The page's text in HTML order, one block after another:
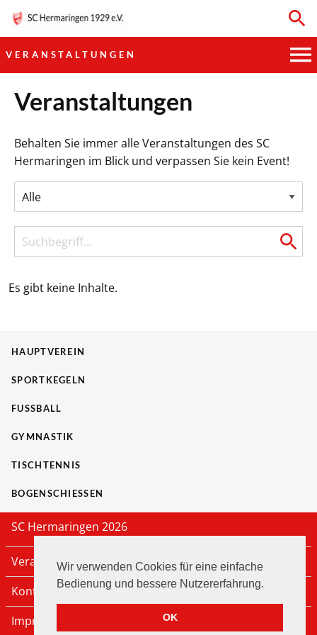
Wir verwenden Cookies für eine einfache
Bedienung und bessere Nutzererfahrung.
OK
VERANSTALTUNGEN
HAUPTVEREIN
FUSSBALL
GYMNASTIK
TISCHTENNIS
Veranstaltungen
Behalten Sie immer alle Veranstaltungen des SC
Hermaringen im Blick und verpassen Sie kein Event!
Es gibt keine Inhalte.
HAUPTVEREIN
SPORTKEGELN
FUSSBALL
GYMNASTIK
TISCHTENNIS
BOGENSCHIESSEN
SC Hermaringen 2026
Veranstaltungen
Kontakt
Impressum